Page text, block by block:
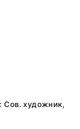
Сов. художник,